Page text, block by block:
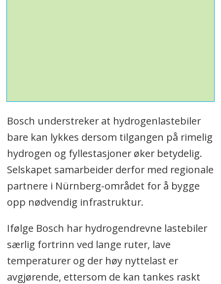
Bosch understreker at hydrogenlastebiler
bare kan lykkes dersom tilgangen på rimelig
hydrogen og fyllestasjoner øker betydelig.
Selskapet samarbeider derfor med regionale
partnere i Nürnberg-området for å bygge
opp nødvendig infrastruktur.
Ifølge Bosch har hydrogendrevne lastebiler
særlig fortrinn ved lange ruter, lave
temperaturer og der høy nyttelast er
avgjørende, ettersom de kan tankes raskt